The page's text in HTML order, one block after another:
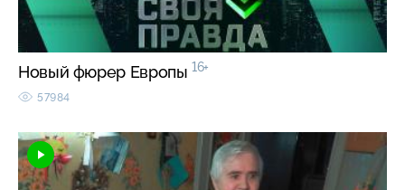
Новый фюрер Европы 16+
57984